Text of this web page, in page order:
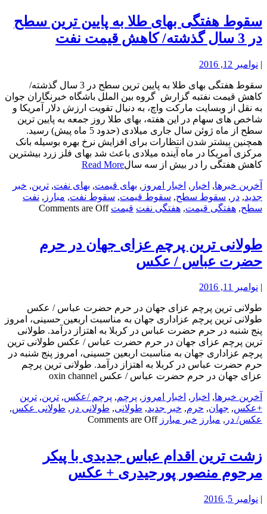
سقوط هفتگی بهای طلا به پایین ترین سطح
در 3 سال گذشته/ کاهش قیمت نفت
| نوامبر 12, 2016
سقوط هفتگی بهای طلا به پایین ترین سطح در 3 سال گذشته/
کاهش قیمت نفتبه گزارش گروه بین الملل باشگاه خبرنگاران جوان
به نقل از وبسایت مارکت واچ، به دنبال تقویت ارزش دلار آمریکا و
شاخص های سهام در این هفته، بهای طلا روز جمعه به پایین ترین
سطح از ماه ژوئن سال جاری میلادی (حدود 5 ماه پیش) رسید.
همچنین بیشتر شدن انتظارات برای افزایش نرخ بهره بوسیله بانک
مرکزی آمریکا در ماه آینده میلادی باعث شد بهای فلز زرد بیشترین
کاهش هفتگی را در بیش از سه سالRead More
آخرین خبرها, اخبار , اخبار امروز , بهای قیمت, بهای نفت, ترین, خبر
جدید, در , سقوط سطح, سقوط قیمت, سقوط نفت, مبارز , نفت
سطح, هفتگی قیمت, هفتگی نفت قیمت Comments are Off
طولانی ترین پرچم عزای جهان در حرم
حضرت عباس / عکس
| نوامبر 11, 2016
طولانی ترین پرچم عزای جهان در حرم حضرت عباس / عکس
طولانی ترین پرچم عزاداری جهان به مناسبت اربعین حسینی، امروز
پنج شنبه در حرم حضرت عباس در کربلا به اهتزاز درآمد. طولانی
ترین پرچم عزای جهان در حرم حضرت عباس / عکس طولانی ترین
پرچم عزاداری جهان به مناسبت اربعین حسینی، امروز پنج شنبه در
حرم حضرت عباس در کربلا به اهتزاز درآمد. طولانی ترین پرچم
عزای جهان در حرم حضرت عباس / عکس oxin channel
آخرین خبرها, اخبار , اخبار امروز , پرچم, پرچم /عکس, ترین, ترین
+عکس, جهان, حرم, خبر جدید, طولانی, طولانی در , طولانی عکس,
عکس/ در , مبارز خبر مبارز Comments are Off
زشت ترین اقدام عباس جدیدی با پیکر
مرحوم منصور پورحیدری + عکس
| نوامبر 5, 2016